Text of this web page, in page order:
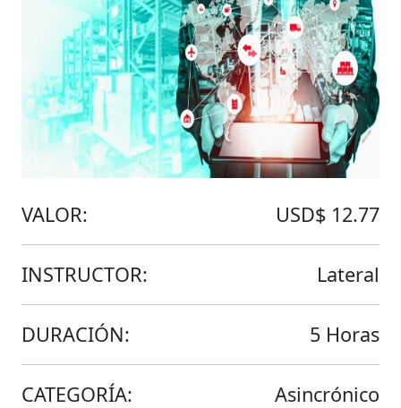
VALOR: USD$ 12.77
INSTRUCTOR: Lateral
DURACIÓN: 5 Horas
CATEGORÍA: Asincrónico